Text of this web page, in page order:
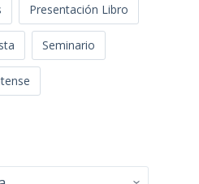
Presentación Libro
Seminario